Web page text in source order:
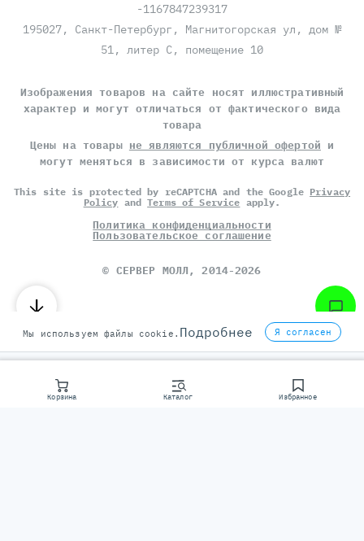
Корзина Каталог Избранное
-1167847239317
195027, Санкт-Петербург, Магнитогорская ул, дом №
51, литер С, помещение 10
Изображения товаров на сайте носят иллюстративный
характер и могут отличаться от фактического вида
товара
Цены на товары не являются публичной офертой и
могут меняться в зависимости от курса валют
This site is protected by reCAPTCHA and the Google Privacy
Policy andTerms of Service apply.
Политика конфиденциальности
Пользовательское соглашение
© СЕРВЕР МОЛЛ, 2014-2026
Мы используем файлы cookie. Подробнее Я согласен